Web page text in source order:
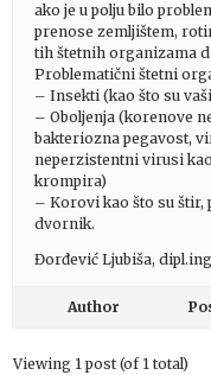
ako je u polju bilo
prenose zemljištem,
tih štetnih organizama
Problematični štetni
– Insekti (kao što su
– Oboljenja (korenove
bakteriozna pegavost,
neperzistentni virusi
krompira)
– Korovi kao što su štir,
dvornik.
Đorđević Ljubiša,
Author
Viewing 1 post (of 1 total)